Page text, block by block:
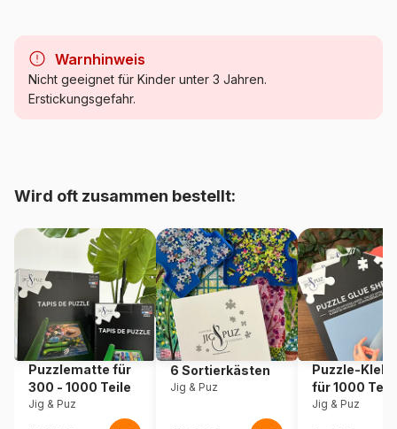
Kategorie Puzzle Städte und Dörfer
Artikelnummer Bluebird-Puzzle-F-90671
EAN 3663384906718
Teileanzahl 500 Teile
Maße 48 x 34 cm
Material
Warnhinweis
Nicht geeignet für Kinder unter 3 Jahren.
Erstickungsgefahr.
Wird oft zusammen bestellt:
Puzzlematte für
300 - 1000 Teile
Jig & Puz
6 Sortierkästen
Jig & Puz
Puzzle-
für 1000
Jig & Puz